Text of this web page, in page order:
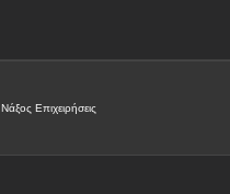
Νάξος Επιχειρήσεις